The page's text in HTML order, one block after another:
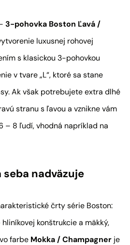
3-pohovka Boston Ľavá /
luxusnej rohovej
s klasickou 3-pohovkou
v tvare „L“, ktoré sa stane
Ak však potrebujete extra dlhé
stranu s ľavou a vznikne vám
– 8 ľudí, vhodná napríklad na
nadväzuje
črty série Boston:
hliníkovej konštrukcie a mäkký,
farbe Mokka / Champagner je